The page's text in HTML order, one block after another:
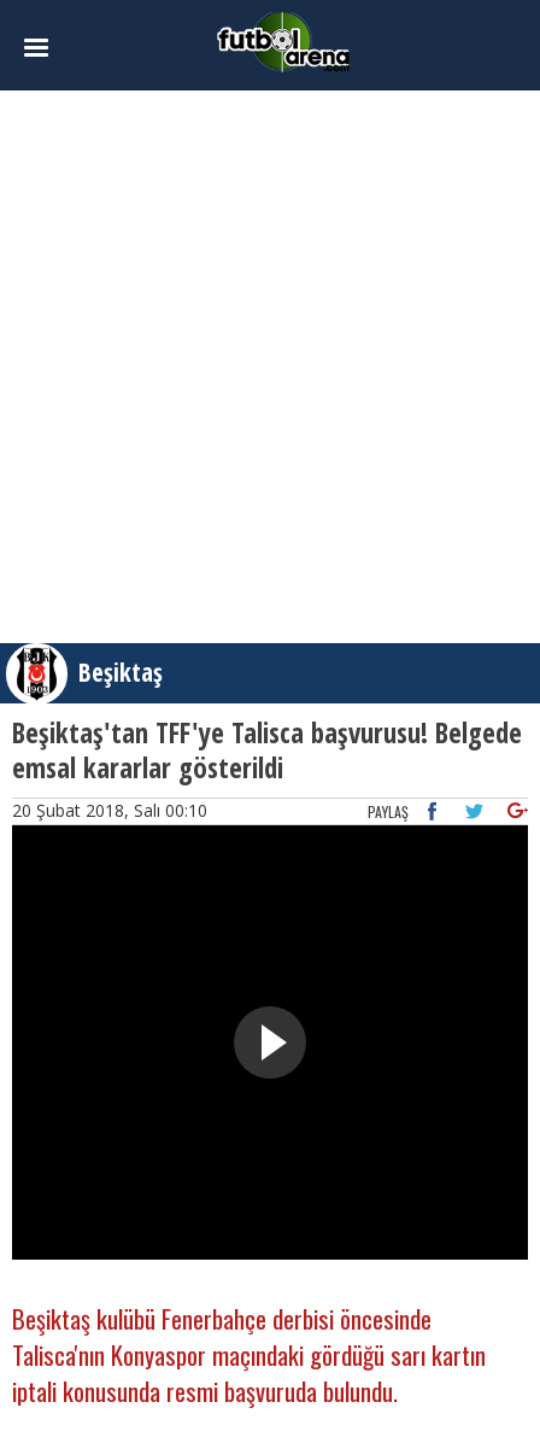
Beşiktaş
Beşiktaş'tan TFF'ye Talisca başvurusu! Belgede
emsal kararlar gösterildi
20 Şubat 2018, Salı 00:10 PAYLAŞ
Beşiktaş kulübü Fenerbahçe derbisi öncesinde
Talisca'nın Konyaspor maçındaki gördüğü sarı kartın
iptali konusunda resmi başvuruda bulundu.